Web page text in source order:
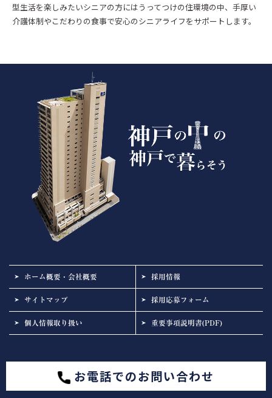
型生活を楽しみたいシニアの方にはうってつけの住環境の中、手厚い
介護体制やこだわりの食事で安心のシニアライフをサポートします。
ホーム概要・会社概要 採用情報
サイトマップ 採用応募フォーム
個人情報取り扱い 重要事項説明書(PDF)
お電話でのお問い合わせ